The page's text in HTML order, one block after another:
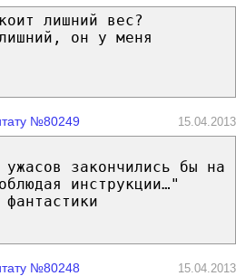
лишний вес?
он у меня
№80249 15.04.2013
закончились бы на
инструкции…"
№80248 15.04.2013